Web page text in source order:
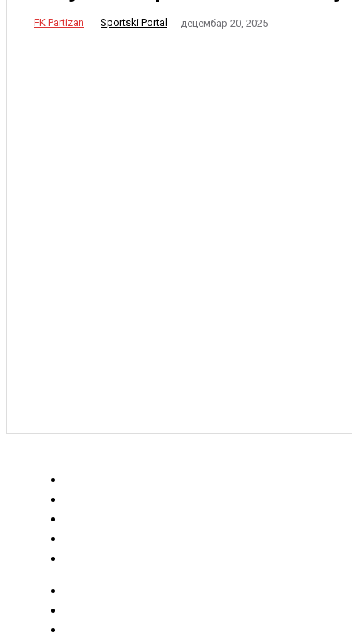
FK Partizan Sportski Portal децембар 20, 2025